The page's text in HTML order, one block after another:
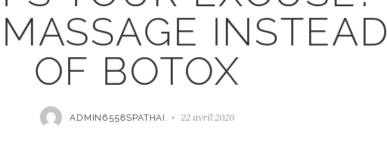
INSTEAD
OF BOTOX
ADMIN6558SPATHAI 22 avril 2020